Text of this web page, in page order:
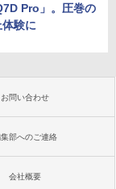
Pro」。圧巻の
験に
お問い合わせ
部へのご連絡
会社概要